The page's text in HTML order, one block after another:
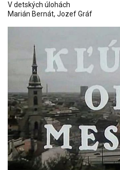
V detských úlohách
Marián Bernát, Jozef Gráf